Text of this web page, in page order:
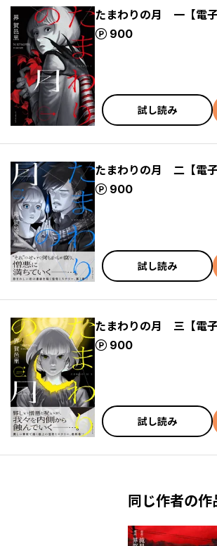
たまわりの月 一【電子
900
ポイント
試し読み
たまわりの月 二【電子
900
ポイント
試し読み
たまわりの月 三【電子
900
ポイント
試し読み
同じ作者の作